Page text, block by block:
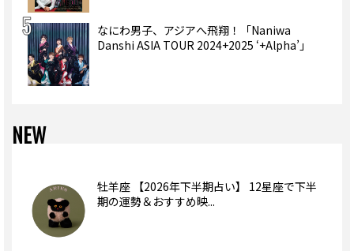
なにわ男子、アジアへ飛翔！「Naniwa
Danshi ASIA TOUR 2024+2025 ‘+Alpha’」
NEW
牡羊座 【2026年下半期占い】 12星座で下半
期の運勢＆おすすめ映...